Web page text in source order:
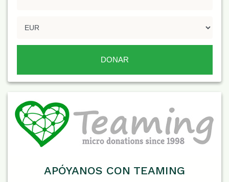
APÓYANOS CON TEAMING